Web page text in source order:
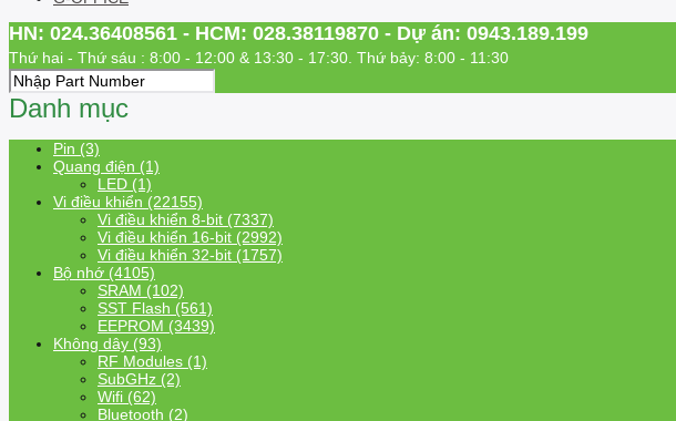
HN: 024.36408561 - HCM: 028.38119870 - Dự án: 0943.189.199
Thứ hai - Thứ sáu : 8:00 - 12:00 & 13:30 - 17:30. Thứ bảy: 8:00 - 11:30
Danh mục
Pin (3)
Quang điện (1)
LED (1)
Vi điều khiển (22155)
Vi điều khiển 8-bit (7337)
Vi điều khiển 16-bit (2992)
Vi điều khiển 32-bit (1757)
Bộ nhớ (4105)
SRAM (102)
SST Flash (561)
EEPROM (3439)
Không dây (93)
RF Modules (1)
SubGHz (2)
Wifi (62)
Bluetooth (2)